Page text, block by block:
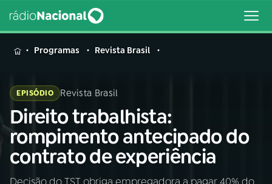
MENU
Buscar
na
Rádio
Nacional
Buscar
AO VIVO
Programas Revista Brasil
EPISÓDIO Revista Brasil
Direito trabalhista:
rompimento antecipado do
contrato de experiência